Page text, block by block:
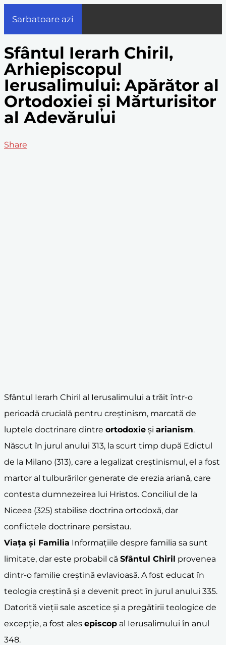
Sarbatoare azi
Sfântul Ierarh Chiril,
Arhiepiscopul
Ierusalimului: Apărător al
Ortodoxiei și Mărturisitor
al Adevărului
Share
Sfântul Ierarh Chiril al Ierusalimului a trăit într-o
perioadă crucială pentru creștinism, marcată de
luptele doctrinare dintre ortodoxie și arianism.
Născut în jurul anului 313, la scurt timp după Edictul
de la Milano (313), care a legalizat creștinismul, el a fost
martor al tulburărilor generate de erezia ariană, care
contesta dumnezeirea lui Hristos. Conciliul de la
Niceea (325) stabilise doctrina ortodoxă, dar
conflictele doctrinare persistau.
Viața și Familia Informațiile despre familia sa sunt
limitate, dar este probabil că Sfântul Chiril provenea
dintr-o familie creștină evlavioasă. A fost educat în
teologia creștină și a devenit preot în jurul anului 335.
Datorită vieții sale ascetice și a pregătirii teologice de
excepție, a fost ales episcop al Ierusalimului în anul
348.